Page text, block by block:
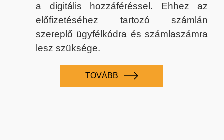
a digitális hozzáféréssel. Ehhez az
előfizetéséhez tartozó számlán
szereplő ügyfélkódra és számlaszámra
lesz szüksége.
TOVÁBB